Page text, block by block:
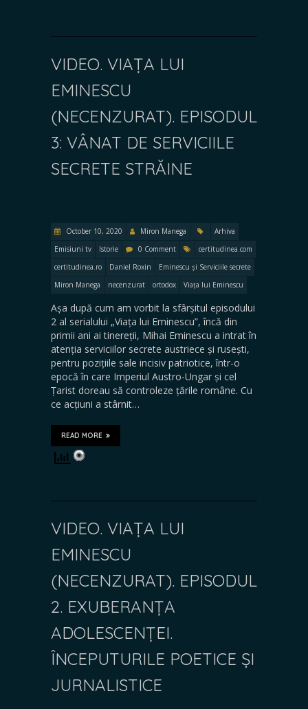
VIDEO. VIAȚA LUI
EMINESCU
(NECENZURAT). EPISODUL
3: VÂNAT DE SERVICIILE
SECRETE STRĂINE
October 10, 2020 Miron Manega
Arhiva
Emisiuni tv
Istorie 0 Comment
certitudinea.com
certitudinea.ro
Daniel Roxin
Eminescu și Serviciile secrete
Miron Manega
necenzurat ortodox Viața lui Eminescu
Așa după cum am vorbit la sfârșitul episodului
2 al serialului „Viața lui Eminescu”, încă din
primii ani ai tinereții, Mihai Eminescu a intrat în
atenția serviciilor secrete austriece și rusești,
pentru pozițiile sale incisiv patriotice, într-o
epocă în care Imperiul Austro-Ungar și cel
Țarist doreau să controleze țările române. Cu
ce acțiuni a stârnit…
READ MORE
VIDEO. VIAȚA LUI
EMINESCU
(NECENZURAT). EPISODUL
2. EXUBERANȚA
ADOLESCENȚEI.
ÎNCEPUTURILE POETICE ȘI
JURNALISTICE